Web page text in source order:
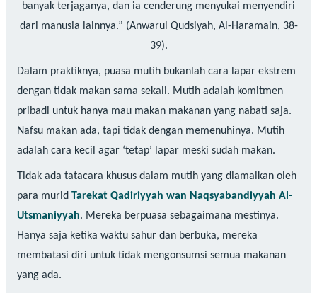
banyak terjaganya, dan ia cenderung menyukai menyendiri
dari manusia lainnya.” (Anwarul Qudsiyah, Al-Haramain, 38-
39).
Dalam praktiknya, puasa mutih bukanlah cara lapar ekstrem
dengan tidak makan sama sekali. Mutih adalah komitmen
pribadi untuk hanya mau makan makanan yang nabati saja.
Nafsu makan ada, tapi tidak dengan memenuhinya. Mutih
adalah cara kecil agar ‘tetap’ lapar meski sudah makan.
Tidak ada tatacara khusus dalam mutih yang diamalkan oleh
para murid Tarekat Qadiriyyah wan Naqsyabandiyyah Al-
Utsmaniyyah. Mereka berpuasa sebagaimana mestinya.
Hanya saja ketika waktu sahur dan berbuka, mereka
membatasi diri untuk tidak mengonsumsi semua makanan
yang ada.